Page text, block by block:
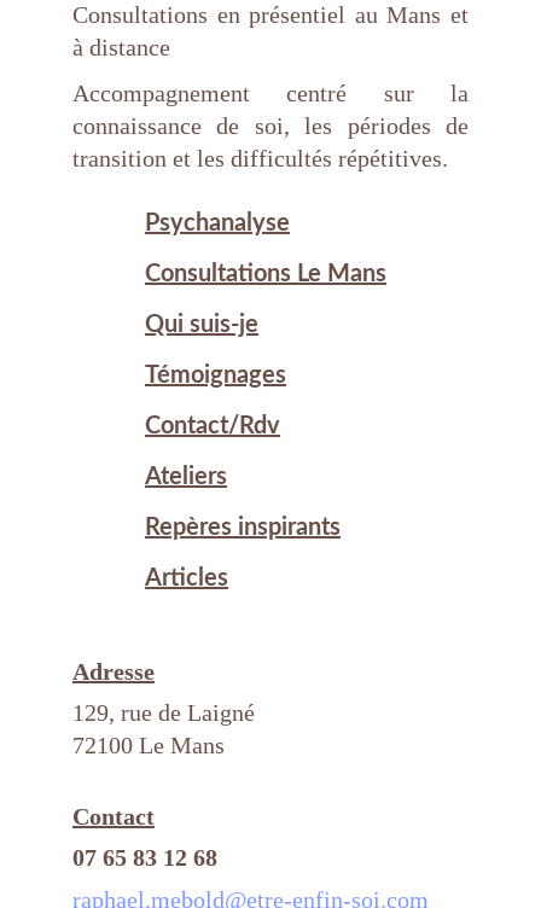
Adresse
129, rue de Laigné
72100 Le Mans
Contact
07 65 83 12 68
raphael.mebold@etre-enfin-soi.com
Consultations en présentiel au Mans et
à distance
Accompagnement centré sur la
connaissance de soi, les périodes de
transition et les difficultés répétitives.
Psychanalyse
Consultations Le Mans
Qui suis-je
Témoignages
Contact/Rdv
Ateliers
Repères inspirants
Articles